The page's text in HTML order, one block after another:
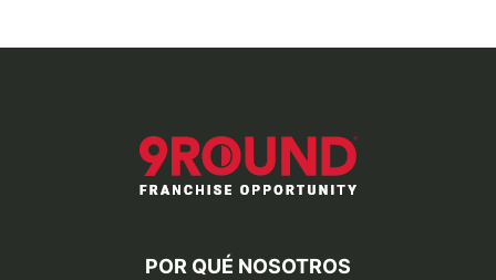
POR QUÉ NOSOTROS